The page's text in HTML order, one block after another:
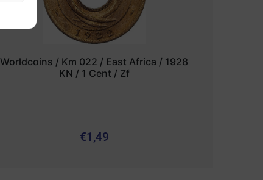
Worldcoins / Km 022 / East Africa / 1928
KN / 1 Cent / Zf
€1,49